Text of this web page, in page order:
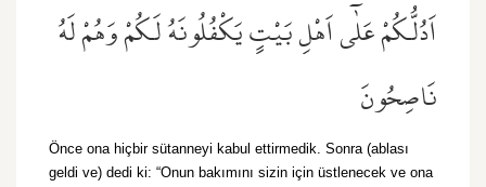
اَدُلُّكُمْ عَلٰٓى اَهْلِ بَيْتٍ يَكْفُلُونَهُ لَكُمْ وَهُمْ لَهُ
نَاصِحُونَ
Önce ona hiçbir sütanneyi kabul ettirmedik. Sonra (ablası
geldi ve) dedi ki: “Onun bakımını sizin için üstlenecek ve ona